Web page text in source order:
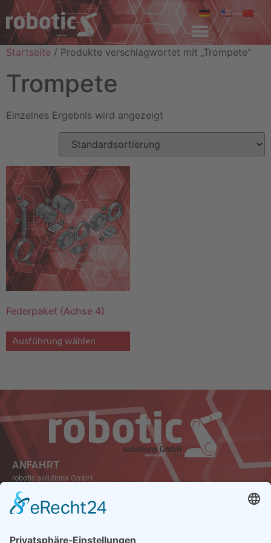
Startseite / Produkte verschlagwortet mit „Trompete“
Trompete
Einzelnes Ergebnis wird angezeigt
Federpaket (Achse 4)
Ausführung wählen
ANFAHRT
robotic solutions GmbH
47475 Kamp-Lintfort